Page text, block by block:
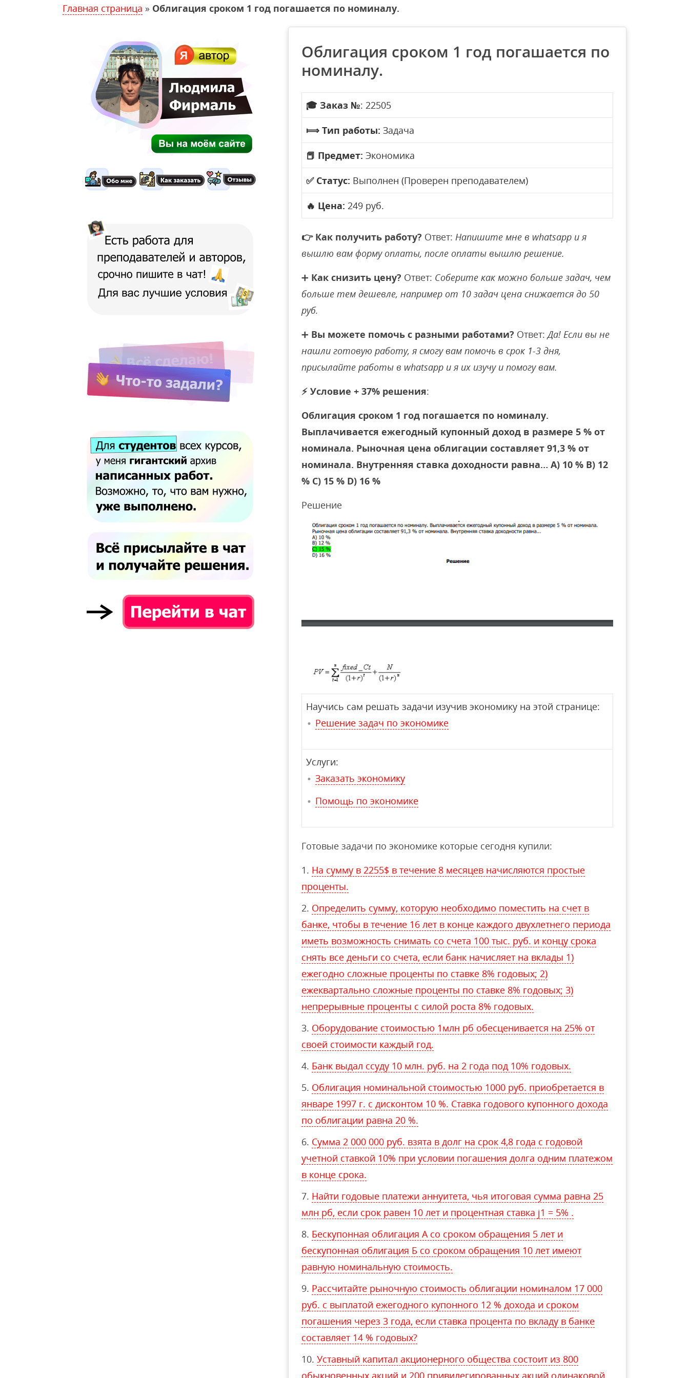
Главная страница » Облигация сроком 1 год погашается по номиналу.
Облигация сроком 1 год погашается по
номиналу.
🎓 Заказ №: 22505
⟾ Тип работы: Задача
📕 Предмет: Экономика
✅ Статус: Выполнен (Проверен преподавателем)
🔥 Цена: 249 руб.
👉 Как получить работу? Ответ: Напишите мне в whatsapp и я
вышлю вам форму оплаты, после оплаты вышлю решение.
➕ Как снизить цену? Ответ: Соберите как можно больше задач, чем
больше тем дешевле, например от 10 задач цена снижается до 50
руб.
➕ Вы можете помочь с разными работами? Ответ:Да! Если вы не
нашли готовую работу, я смогу вам помочь в срок 1-3 дня,
присылайте работы в whatsapp и я их изучу и помогу вам.
⚡ Условие + 37% решения:
Облигация сроком 1 год погашается по номиналу.
Выплачивается ежегодный купонный доход в размере 5 % от
номинала. Рыночная цена облигации составляет 91,3 % от
номинала. Внутренняя ставка доходности равна… А) 10 % В) 12
% С) 15 % D) 16 %
Решение
Научись сам решать задачи изучив экономику на этой странице:
Решение задач по экономике
Услуги:
Заказать экономику
Помощь по экономике
Готовые задачи по экономике которые сегодня купили:
На сумму в 2255$ в течение 8 месяцев начисляются простые
проценты.
Определить сумму, которую необходимо поместить на счет в
банке, чтобы в течение 16 лет в конце каждого двухлетнего периода
иметь возможность снимать со счета 100 тыс. руб. и концу срока
снять все деньги со счета, если банк начисляет на вклады 1)
ежегодно сложные проценты по ставке 8% годовых; 2)
ежеквартально сложные проценты по ставке 8% годовых; 3)
непрерывные проценты с силой роста 8% годовых.
Оборудование стоимостью 1млн рб обесценивается на 25% от
своей стоимости каждый год.
Банк выдал ссуду 10 млн. руб. на 2 года под 10% годовых.
Облигация номинальной стоимостью 1000 руб. приобретается в
январе 1997 г. с дисконтом 10 %. Ставка годового купонного дохода
по облигации равна 20 %.
Сумма 2 000 000 руб. взята в долг на срок 4,8 года с годовой
учетной ставкой 10% при условии погашения долга одним платежом
в конце срока.
Найти годовые платежи аннуитета, чья итоговая сумма равна 25
млн рб, если срок равен 10 лет и процентная ставка j1 = 5% .
Бескупонная облигация А со сроком обращения 5 лет и
бескупонная облигация Б со сроком обращения 10 лет имеют
равную номинальную стоимость.
Рассчитайте рыночную стоимость облигации номиналом 17 000
руб. с выплатой ежегодного купонного 12 % дохода и сроком
погашения через 3 года, если ставка процента по вкладу в банке
составляет 14 % годовых?
Уставный капитал акционерного общества состоит из 800
обыкновенных акций и 200 привилегированных акций одинаковой